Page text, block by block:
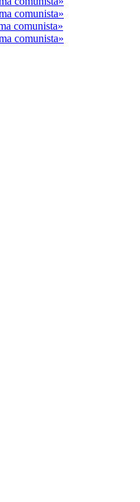
comunista»
comunista»
comunista»